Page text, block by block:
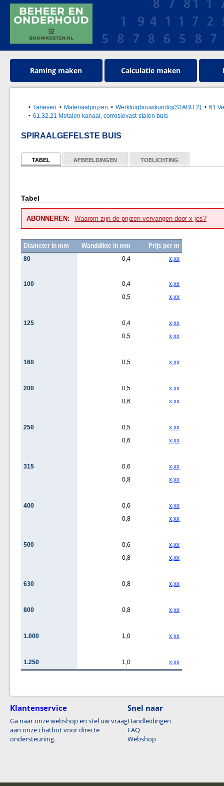
Raming maken Calculatie maken
Tarieven Materiaalprijzen Werktuigbouwkundig(STABU 2)
61
61.32.21 Metalen kanaal, corrosievast-stalen buis
SPIRAALGEFELSTE BUIS
TABEL AFBEELDINGEN TOELICHTING
Tabel
ABONNEREN: Waarom zijn de prijzen vervangen door x-jes?
Diameter in mm Wanddikte in mm
Prijs per m
80
0,4 x,xx
100 0,4
x,xx
0,5
x,xx
125 0,4
x,xx
0,5
x,xx
160 0,5 x,xx
200 0,5
x,xx
0,6
x,xx
250 0,5
x,xx
0,6
x,xx
315 0,6
x,xx
0,8
x,xx
400 0,6
x,xx
0,8
x,xx
500 0,6
x,xx
0,8
x,xx
630 0,8 x,xx
800 0,8 x,xx
1.000 1,0 x,xx
1.250 1,0 x,xx
Klantenservice
Ga naar onze webshop en stel uw vraag
aan onze chatbot voor directe
ondersteuning.
Snel naar
Handleidingen
FAQ
Webshop